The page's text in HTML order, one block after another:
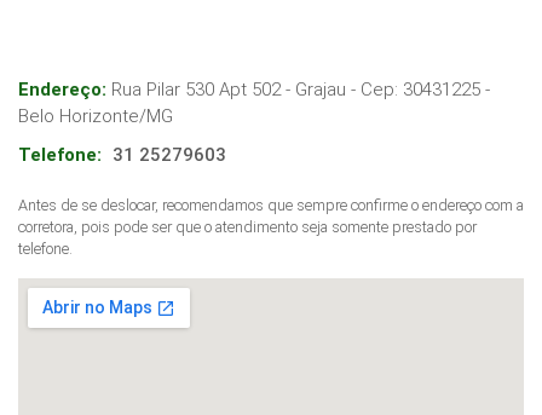
Endereço: Rua Pilar 530 Apt 502 - Grajau - Cep: 30431225 -
Belo Horizonte/MG
Telefone:
31 25279603
Antes de se deslocar, recomendamos que sempre confirme o endereço com a
corretora, pois pode ser que o atendimento seja somente prestado por
telefone.